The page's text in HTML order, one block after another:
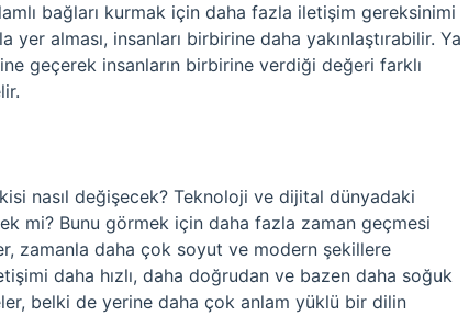
bağları kurmak için daha fazla iletişim gereksinimi
alması, insanları birbirine daha yakınlaştırabilir. Ya
geçerek insanların birbirine verdiği değeri farklı
nasıl değişecek? Teknoloji ve dijital dünyadaki
mi? Bunu görmek için daha fazla zaman geçmesi
zamanla daha çok soyut ve modern şekillere
daha hızlı, daha doğrudan ve bazen daha soğuk
belki de yerine daha çok anlam yüklü bir dilin